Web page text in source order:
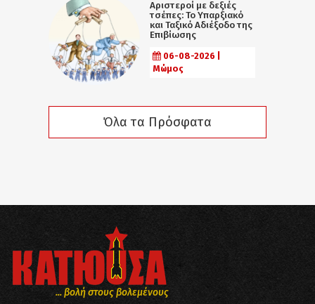
Αριστεροί με δεξιές
τσέπες: Το Υπαρξιακό
και Ταξικό Αδιέξοδο της
Επιβίωσης
06-08-2026 |
Μώμος
Όλα τα Πρόσφατα
... βολή στους βολεμένους